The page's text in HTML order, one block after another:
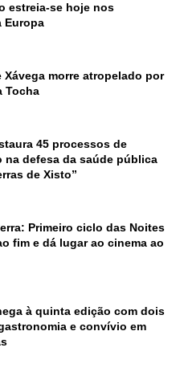
estreia-se hoje nos
Europa
Xávega morre atropelado por
Tocha
45 processos de
na defesa da saúde pública
de Xisto”
Primeiro ciclo das Noites
fim e dá lugar ao cinema ao
à quinta edição com dois
e convívio em